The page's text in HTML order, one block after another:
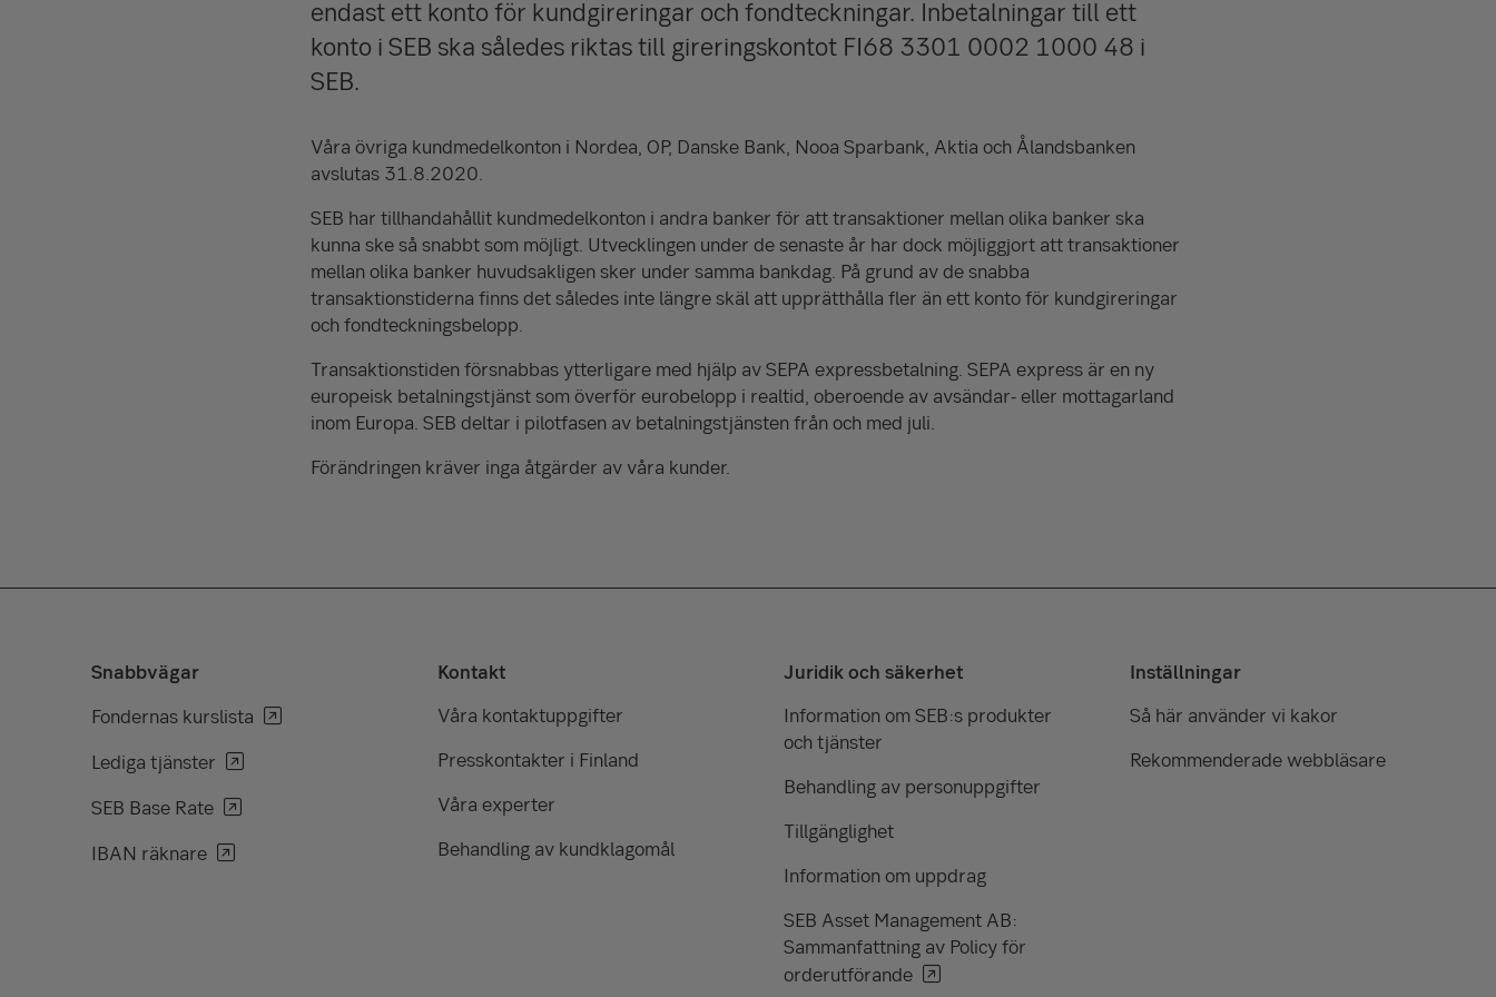
endast ett konto för kundgireringar och fondteckningar. Inbetalningar till ett
konto i SEB ska således riktas till gireringskontot FI68 3301 0002 1000 48 i
SEB.
Våra övriga kundmedelkonton i Nordea, OP, Danske Bank, Nooa Sparbank, Aktia och Ålandsbanken
avslutas 31.8.2020.
SEB har tillhandahållit kundmedelkonton i andra banker för att transaktioner mellan olika banker ska
kunna ske så snabbt som möjligt. Utvecklingen under de senaste år har dock möjliggjort att transaktioner
mellan olika banker huvudsakligen sker under samma bankdag. På grund av de snabba
transaktionstiderna finns det således inte längre skäl att upprätthålla fler än ett konto för kundgireringar
och fondteckningsbelopp.
Transaktionstiden försnabbas ytterligare med hjälp av SEPA expressbetalning. SEPA express är en ny
europeisk betalningstjänst som överför eurobelopp i realtid, oberoende av avsändar- eller mottagarland
inom Europa. SEB deltar i pilotfasen av betalningstjänsten från och med juli.
Förändringen kräver inga åtgärder av våra kunder.
Snabbvägar
Fondernas kurslista
Lediga tjänster
SEB Base Rate
IBAN räknare
Kontakt
Våra kontaktuppgifter
Presskontakter i Finland
Våra experter
Behandling av kundklagomål
Juridik och säkerhet
Information om SEB:s produkter
och tjänster
Behandling av personuppgifter
Tillgänglighet
Information om uppdrag
SEB Asset Management AB:
Sammanfattning av Policy för
orderutförande
Inställningar
Så här använder vi kakor
Rekommenderade webbläsare